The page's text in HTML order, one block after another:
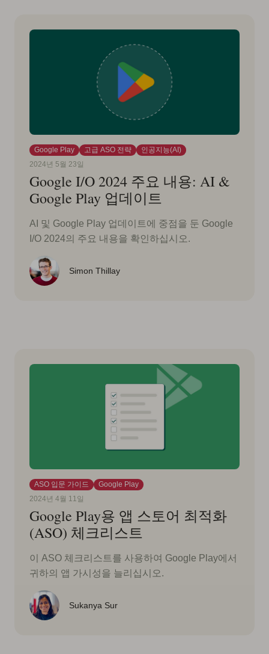
Google Play 고급 ASO 전략
인공지능(AI)
2024년 5월 23일
Google I/O 2024 주요 내용: AI &
Google Play 업데이트
AI 및 Google Play 업데이트에 중점을 둔 Google
I/O 2024의 주요 내용을 확인하십시오.
Simon Thillay
ASO 입문 가이드
Google Play
2024년 4월 11일
Google Play용 앱 스토어 최적화
(ASO) 체크리스트
이 ASO 체크리스트를 사용하여 Google Play에서
귀하의 앱 가시성을 늘리십시오.
Sukanya Sur